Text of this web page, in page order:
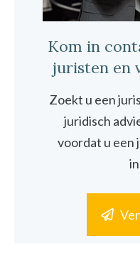
Kom in
juristen en
Zoekt u een
juridisch
voordat u een